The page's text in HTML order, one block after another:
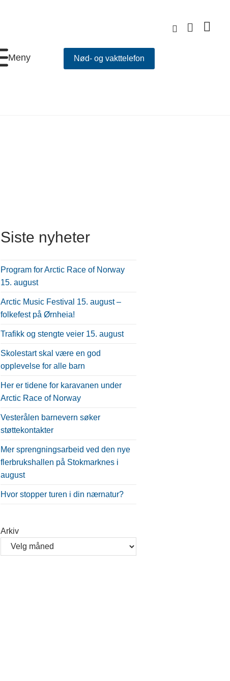
Meny Nød- og vakttelefon
Siste nyheter
Program for Arctic Race of Norway
15. august
Arctic Music Festival 15. august –
folkefest på Ørnheia!
Trafikk og stengte veier 15. august
Skolestart skal være en god
opplevelse for alle barn
Her er tidene for karavanen under
Arctic Race of Norway
Vesterålen barnevern søker
støttekontakter
Mer sprengningsarbeid ved den nye
flerbrukshallen på Stokmarknes i
august
Hvor stopper turen i din nærnatur?
Arkiv